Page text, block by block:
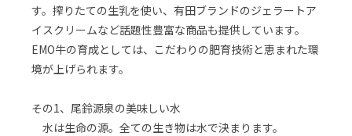
す。搾りたての生乳を使い、有田ブランドのジェラートア
イスクリームなど話題性豊富な商品も提供しています。
EMO牛の育成としては、こだわりの肥育技術と恵まれた環
境が上げられます。
その1、尾鈴源泉の美味しい水
水は生命の源。全ての生き物は水で決まります。